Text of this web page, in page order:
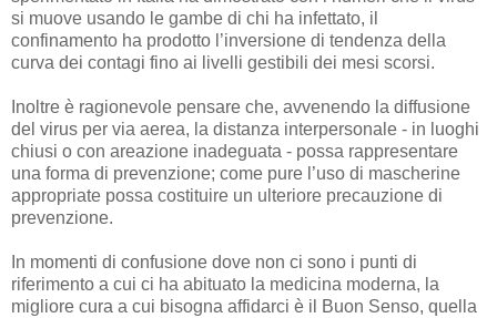
si muove usando le gambe di chi ha infettato, il
confinamento ha prodotto l’inversione di tendenza della
curva dei contagi fino ai livelli gestibili dei mesi scorsi.
Inoltre è ragionevole pensare che, avvenendo la diffusione
del virus per via aerea, la distanza interpersonale - in luoghi
chiusi o con areazione inadeguata - possa rappresentare
una forma di prevenzione; come pure l’uso di mascherine
appropriate possa costituire un ulteriore precauzione di
prevenzione.
In momenti di confusione dove non ci sono i punti di
riferimento a cui ci ha abituato la medicina moderna, la
migliore cura a cui bisogna affidarci è il Buon Senso, quella